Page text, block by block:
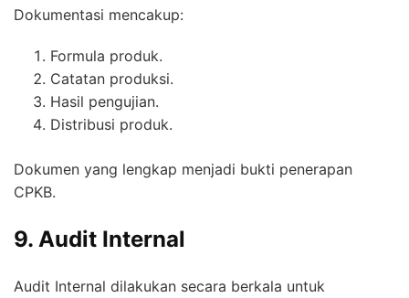
Dokumentasi mencakup:
Formula produk.
Catatan produksi.
Hasil pengujian.
Distribusi produk.
Dokumen yang lengkap menjadi bukti penerapan
CPKB.
9. Audit Internal
Audit Internal dilakukan secara berkala untuk